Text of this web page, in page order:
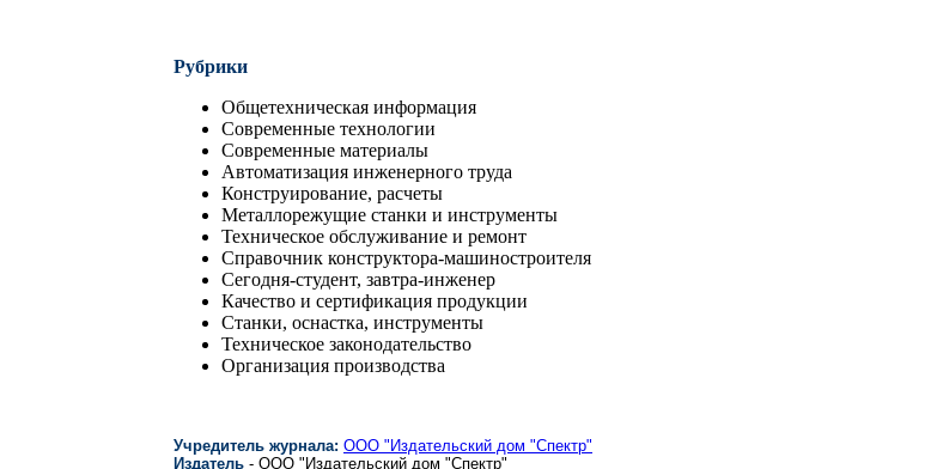
Рубрики
Общетехническая информация
Современные технологии
Современные материалы
Автоматизация инженерного труда
Конструирование, расчеты
Металлорежущие станки и инструменты
Техническое обслуживание и ремонт
Справочник конструктора-машиностроителя
Сегодня-студент, завтра-инженер
Качество и сертификация продукции
Станки, оснастка, инструменты
Техническое законодательство
Организация производства
Учредитель журнала: ООО "Издательский дом "Спектр"
Издатель - ООО "Издательский дом "Спектр"